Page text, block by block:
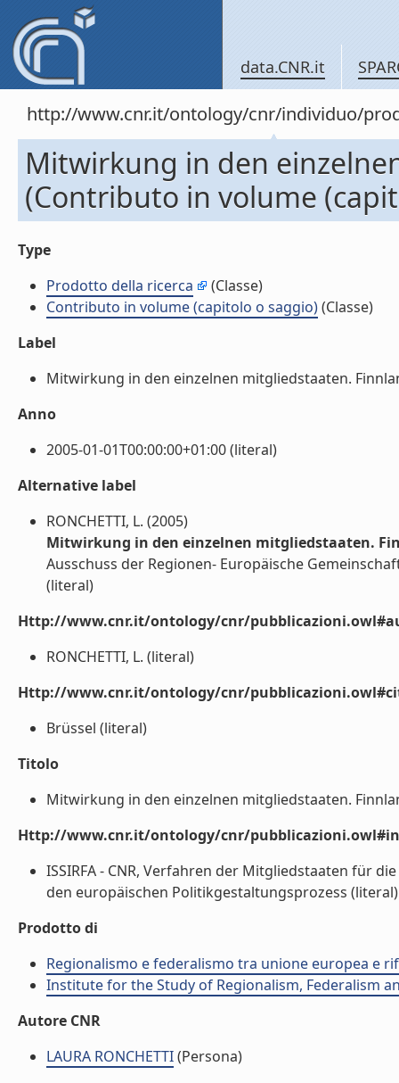
data.CNR.it
http://www.cnr.it/ontology/cnr/individuo/
Mitwirkung in den
(Contributo in volume
Type
Prodotto della ricerca
(Classe)
Contributo in volume (capitolo o saggio)(Classe)
Label
Mitwirkung in den einzelnen mitgliedstaaten.
Anno
2005-01-01T00:00:00+01:00 (literal)
Alternative label
RONCHETTI, L. (2005)
Mitwirkung in den einzelnen mitgliedstaaten.
Ausschuss der Regionen- Europäische
(literal)
Http://www.cnr.it/ontology/cnr/
RONCHETTI, L. (literal)
Http://www.cnr.it/ontology/cnr/
Brüssel (literal)
Titolo
Mitwirkung in den einzelnen mitgliedstaaten.
Http://www.cnr.it/ontology/cnr/
ISSIRFA - CNR, Verfahren der Mitgliedstaaten für
den europäischen Politikgestaltungsprozess (literal)
Prodotto di
Regionalismo e federalismo tra unione europea e
Institute for the Study of Regionalism, Federalism
Autore CNR
LAURA RONCHETTI(Persona)